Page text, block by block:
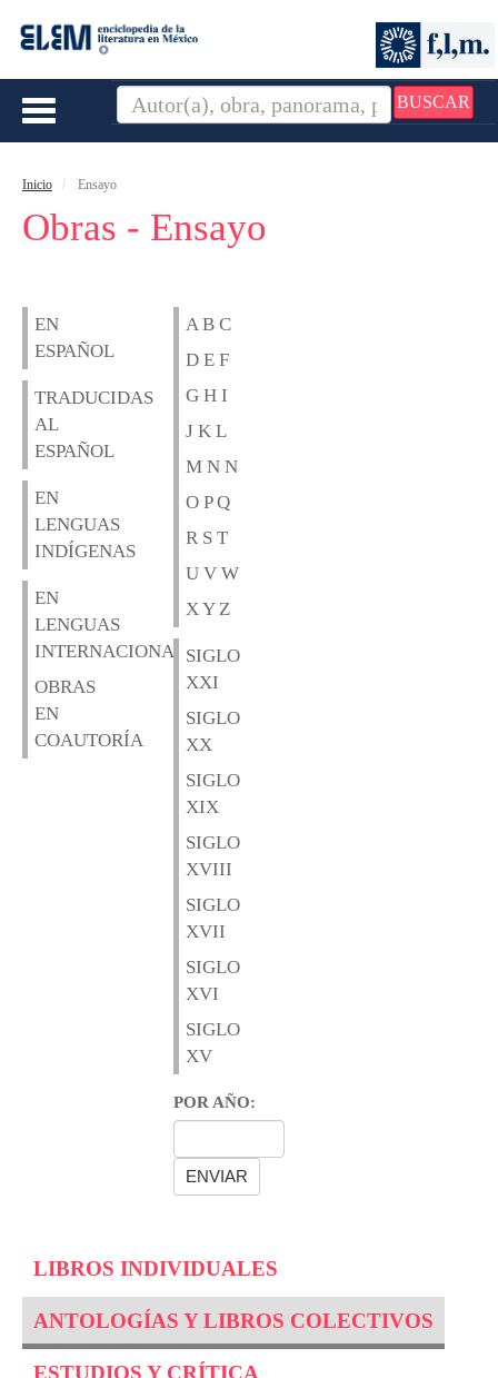
BUSCAR
Toggle
Inicio Ensayo
Obras - Ensayo
EN
ESPAÑOL
TRADUCIDAS
AL
ESPAÑOL
EN
LENGUAS
INDÍGENAS
EN
LENGUAS
INTERNACIONALES
OBRAS
EN
COAUTORÍA
A B C
D E F
G H I
J K L
M N N
O P Q
R S T
U V W
X Y Z
SIGLO
XXI
SIGLO
XX
SIGLO
XIX
SIGLO
XVIII
SIGLO
XVII
SIGLO
XVI
SIGLO
XV
POR AÑO:
LIBROS INDIVIDUALES
ANTOLOGÍAS Y LIBROS COLECTIVOS
ESTUDIOS Y CRÍTICA